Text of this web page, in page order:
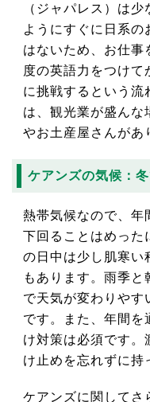
（ジャパレス）は
ようにすぐに日系の
はないため、お仕事
度の英語力をつけて
に挑戦するという流
は、観光業が盛んな
やお土産屋さんがあ
ケアンズの気候：
熱帯気候なので、
下回ることはめった
の日中は少し肌寒い
もあります。雨季と
で天気が変わりやす
です。また、年間を
け対策は必須です。
け止めを忘れずに持
ケアンズに関してさ